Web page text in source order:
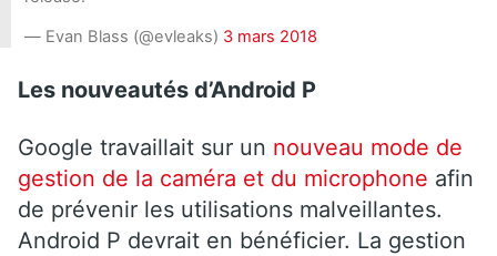
— Evan Blass (@evleaks) 3 mars 2018
Les nouveautés d’Android P
Google travaillait sur un nouveau mode de
gestion de la caméra et du microphone afin
de prévenir les utilisations malveillantes.
Android P devrait en bénéficier. La gestion